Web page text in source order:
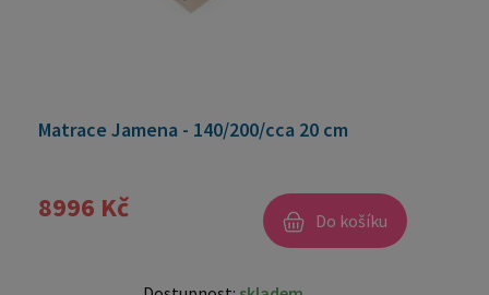
Matrace Jamena - 140/200/cca 20 cm
8996 Kč Do košíku